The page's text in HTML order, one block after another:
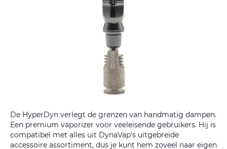
De HyperDyn verlegt de grenzen van handmatig dampen.
Een premium vaporizer voor veeleisende gebruikers. Hij is
compatibel met alles uit DynaVap's uitgebreide
accessoire assortiment, dus je kunt hem zoveel naar eigen